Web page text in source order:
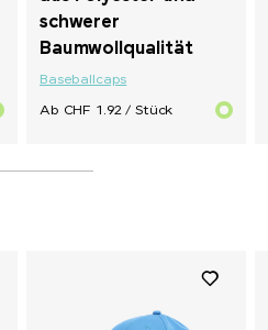
schwerer
Baumwollqualität
Baseballcaps
Ab CHF 1.92 / Stück